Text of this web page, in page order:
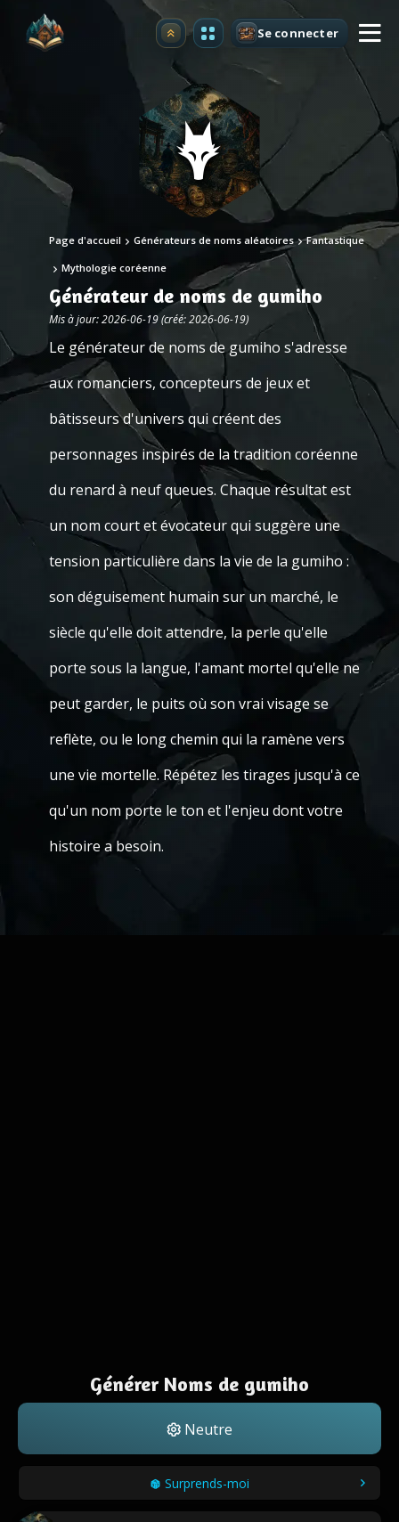
Premium Se connecter
Page d'accueil Générateurs de noms aléatoires Fantastique
Mythologie coréenne
Générateur de noms de gumiho
Mis à jour: 2026-06-19 (créé: 2026-06-19)
Le générateur de noms de gumiho s'adresse
aux romanciers, concepteurs de jeux et
bâtisseurs d'univers qui créent des
personnages inspirés de la tradition coréenne
du renard à neuf queues. Chaque résultat est
un nom court et évocateur qui suggère une
tension particulière dans la vie de la gumiho :
son déguisement humain sur un marché, le
siècle qu'elle doit attendre, la perle qu'elle
porte sous la langue, l'amant mortel qu'elle ne
peut garder, le puits où son vrai visage se
reflète, ou le long chemin qui la ramène vers
une vie mortelle. Répétez les tirages jusqu'à ce
qu'un nom porte le ton et l'enjeu dont votre
histoire a besoin.
Générer Noms de gumiho
Neutre
Surprends-moi